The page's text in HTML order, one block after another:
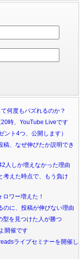
何度もバズれるのか？
時、YouTube Liveです
ト4つ、公開します）
稿、なぜ伸びたか説明でき
人しか増えなかった理由
考えた時点で、もう負け
ワー増えた！
のに、投稿が伸びない理由
型を見つけた人が勝つ
開催です
ライブセミナーを開催し